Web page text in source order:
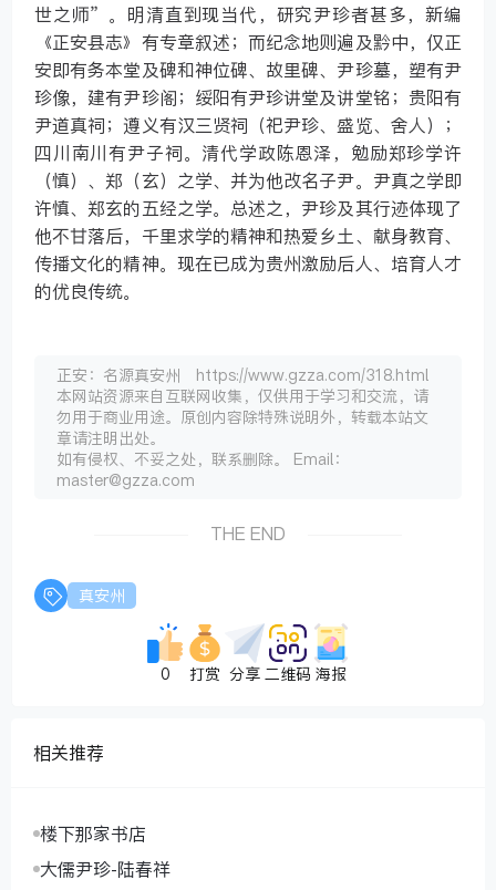
世之师”。明清直到现当代，研究尹珍者甚多，新编
《正安县志》有专章叙述；而纪念地则遍及黔中，仅正
安即有务本堂及碑和神位碑、故里碑、尹珍墓，塑有尹
珍像，建有尹珍阁；绥阳有尹珍讲堂及讲堂铭；贵阳有
尹道真祠；遵义有汉三贤祠（祀尹珍、盛览、舍人）；
四川南川有尹子祠。清代学政陈恩泽，勉励郑珍学许
（慎）、郑（玄）之学、并为他改名子尹。尹真之学即
许慎、郑玄的五经之学。总述之，尹珍及其行迹体现了
他不甘落后，千里求学的精神和热爱乡土、献身教育、
传播文化的精神。现在已成为贵州激励后人、培育人才
的优良传统。
正安：名源真安州 https://www.gzza.com/318.html
本网站资源来自互联网收集，仅供用于学习和交流，请
勿用于商业用途。原创内容除特殊说明外，转载本站文
章请注明出处。
如有侵权、不妥之处，联系删除。 Email：
master@gzza.com
THE END
真安州
0 打赏 分享 二维码 海报
相关推荐
楼下那家书店
大儒尹珍-陆春祥